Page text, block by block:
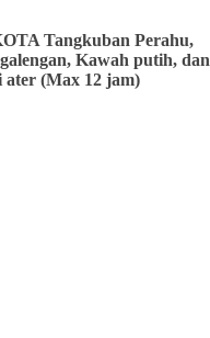
Tangkuban Perahu,
Kawah putih, dan
ater (Max 12 jam)